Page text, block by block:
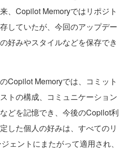
、Copilot Memoryではリポジト
していたが、今回のアップデー
好みやスタイルなどを保存でき
Copilot Memoryでは、コミット
トの構成、コミュニケーション
どを記憶でき、今後のCopilot利
した個人の好みは、すべてのリ
ェントにまたがって適用され、